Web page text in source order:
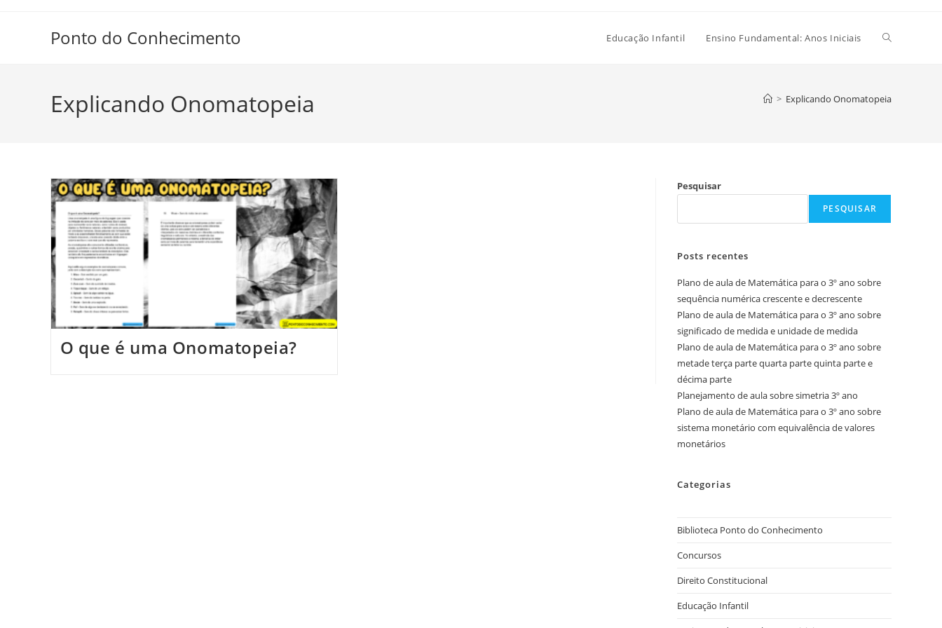
Ponto do Conhecimento Educação Infantil Ensino Fundamental: Anos Iniciais Alternar
site
Explicando Onomatopeia > Explicando Onomatopeia
O que é uma Onomatopeia?
Pesquisar
PESQUISAR
Posts recentes
Plano de aula de Matemática para o 3º ano sobre
sequência numérica crescente e decrescente
Plano de aula de Matemática para o 3º ano sobre
significado de medida e unidade de medida
Plano de aula de Matemática para o 3º ano sobre
metade terça parte quarta parte quinta parte e
décima parte
Planejamento de aula sobre simetria 3º ano
Plano de aula de Matemática para o 3º ano sobre
sistema monetário com equivalência de valores
monetários
Categorias
Biblioteca Ponto do Conhecimento
Concursos
Direito Constitucional
Educação Infantil